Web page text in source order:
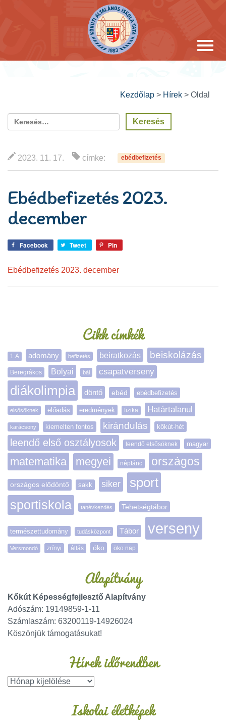
Kezdőlap > Hírek > Oldal
2023. 11. 17. címke: ebédbefizetés
Ebédbefizetés 2023.
december
Facebook Tweet Pin
Ebédbefizetés 2023. december
Cikk címkék
1.A adomány befizetés beiratkozás beiskolázás
Beregrákos Bolyai bál csapatverseny
diákolimpia döntő ebéd ebédbefizetés
elsősöknek előadás eredmények fizika Határtalanul
karácsony kiemelten fontos kirándulás kőkút-hét
leendő első osztályosok leendő elsősöknek magyar
matematika megyei néptánc országos
országos elődöntő sakk siker sport
sportiskola tanévkezdés Tehetségtábor
természettudomány tudásközpont Tábor verseny
Versmondó zrínyi állás öko öko nap
Alapítvány
Kőkút Képességfejlesztő Alapítvány
Adószám: 19149859-1-11
Számlaszám: 63200119-14926024
Köszönjük támogatásukat!
Hírek időrendben
Iskolai életképek